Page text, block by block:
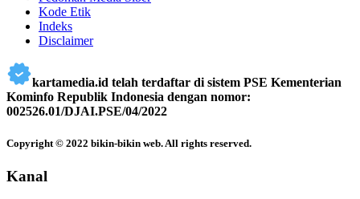
Kode Etik
Indeks
Disclaimer
kartamedia.id telah terdaftar di sistem PSE Kementerian
Kominfo Republik Indonesia dengan nomor:
002526.01/DJAI.PSE/04/2022
Copyright © 2022 bikin-bikin web. All rights reserved.
Kanal